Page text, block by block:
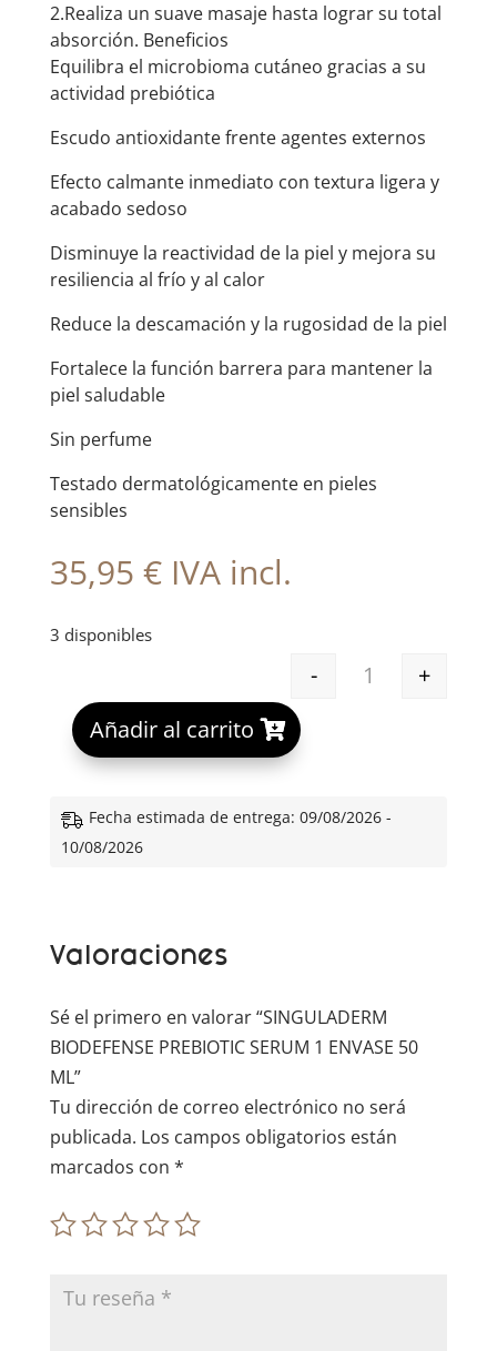
2.Realiza un suave masaje hasta lograr su total
absorción. Beneficios
Equilibra el microbioma cutáneo gracias a su
actividad prebiótica
Escudo antioxidante frente agentes externos
Efecto calmante inmediato con textura ligera y
acabado sedoso
Disminuye la reactividad de la piel y mejora su
resiliencia al frío y al calor
Reduce la descamación y la rugosidad de la piel
Fortalece la función barrera para mantener la
piel saludable
Sin perfume
Testado dermatológicamente en pieles
sensibles
35,95 € IVA incl.
3 disponibles
-
+
Añadir al carrito
A
e
e
:
Fecha estimada de entrega: 09/08/2026 -
10/08/2026
Valoraciones
Sé el primero en valorar “SINGULADERM
BIODEFENSE PREBIOTIC SERUM 1 ENVASE 50
ML”
Tu dirección de correo electrónico no será
publicada. Los campos obligatorios están
marcados con *